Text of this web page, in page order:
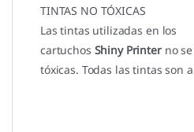
TINTAS NO TÓXICAS
Las tintas utilizadas en los
cartuchos Shiny Printerno se
tóxicas. Todas las tintas son